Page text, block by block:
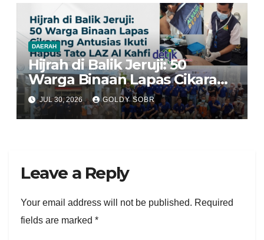
DAERAH
Hijrah di Balik Jeruji: 50
Warga Binaan Lapas Cikarang
Antusias Ikuti Program Hapus
Tato LAZ Al Kahfi
JUL 30, 2026 GOLDY SOBR
Leave a Reply
Your email address will not be published. Required
fields are marked *